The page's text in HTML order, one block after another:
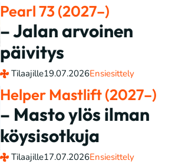
Pearl 73 (2027–)
– Jalan arvoinen
päivitys
Tilaajille19.07.2026Ensiesittely
Helper Mastlift (2027–)
– Masto ylös ilman
köysisotkuja
Tilaajille17.07.2026Ensiesittely